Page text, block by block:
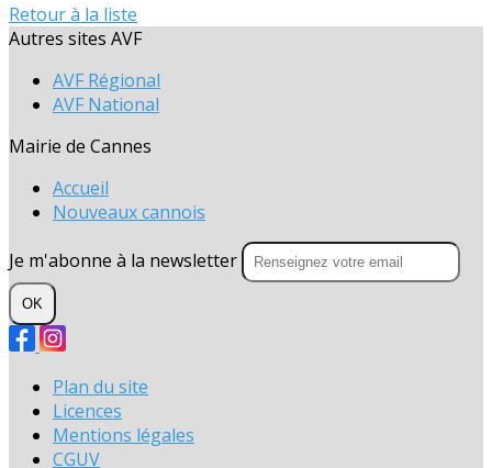
Retour à la liste
Autres sites AVF
AVF Régional
AVF National
Mairie de Cannes
Accueil
Nouveaux cannois
Je m'abonne à la newsletter
OK
Plan du site
Licences
Mentions légales
CGUV